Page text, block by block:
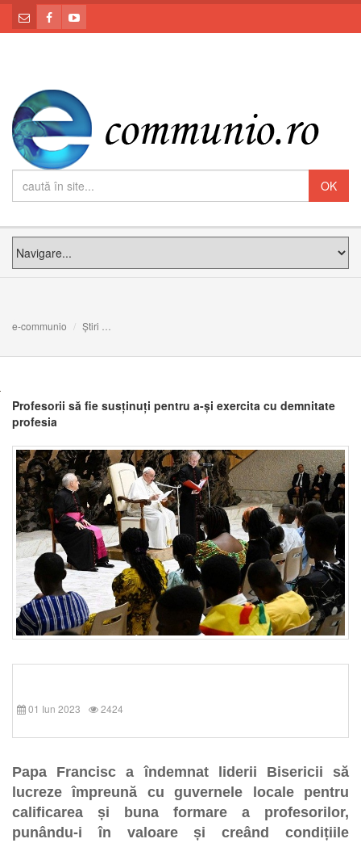
e-communio Știri
Profesorii să fie susținuți pentru a-și exercita cu demnitate
profesia
01 Iun 2023 2424
Papa Francisc a îndemnat liderii Bisericii să
lucreze împreună cu guvernele locale pentru
calificarea și buna formare a profesorilor,
punându-i în valoare și creând condițiile